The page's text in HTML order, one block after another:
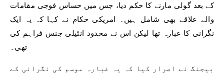
کے بعد گولی مارنے کا حکم دیا، جس میں حساس فوجی مقامات
والے علاقے بھی شامل ہیں۔ امریکی حکام نے کہا کہ یہ ایک
نگرانی کا غبارہ تھا لیکن اس نے محدود انٹیلی جنس فراہم کی
تھی۔
بیجنگ نے اصرار کیا کہ یہ غبارہ موسم کی نگرانی کے